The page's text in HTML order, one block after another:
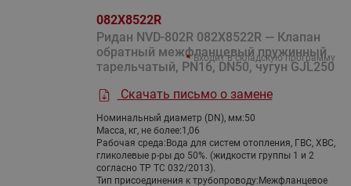
082X8522R
Ридан NVD-802R 082X8522R — Клапан
обратный межфланцевый пружинный
тарельчатый, PN16, DN50, чугун GJL250
Скачать письмо о замене
Номинальный диаметр (DN), мм:50
Масса, кг, не более:1,06
Рабочая среда: Вода для систем отопления, ГВС, ХВС,
гликолевые р-ры до 50%. (жидкости группы 1 и 2
согласно ТР ТС 032/2013).
Тип присоединения к трубопроводу: Межфланцевое
Входит в складскую программу